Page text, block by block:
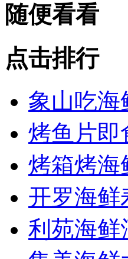
随便看看
点击排行
象山吃海
烤鱼片即
烤箱烤海
开罗海鲜
利苑海鲜